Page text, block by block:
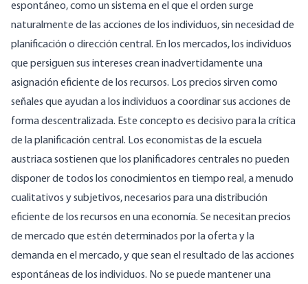
espontáneo, como un sistema en el que el orden surge
naturalmente de las acciones de los individuos, sin necesidad de
planificación o dirección central. En los mercados, los individuos
que persiguen sus intereses crean inadvertidamente una
asignación eficiente de los recursos. Los precios sirven como
señales que ayudan a los individuos a coordinar sus acciones de
forma descentralizada. Este concepto es decisivo para la crítica
de la planificación central. Los economistas de la escuela
austriaca sostienen que los planificadores centrales no pueden
disponer de todos los conocimientos en tiempo real, a menudo
cualitativos y subjetivos, necesarios para una distribución
eficiente de los recursos en una economía. Se necesitan precios
de mercado que estén determinados por la oferta y la
demanda en el mercado, y que sean el resultado de las acciones
espontáneas de los individuos. No se puede mantener una